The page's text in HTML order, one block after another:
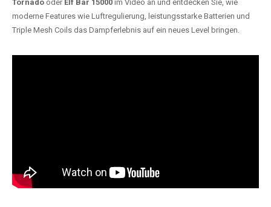
Tornado oder Elf Bar 15000 im Video an und entdecken Sie, wie
moderne Features wie Luftregulierung, leistungsstarke Batterien und
Triple Mesh Coils das Dampferlebnis auf ein neues Level bringen.